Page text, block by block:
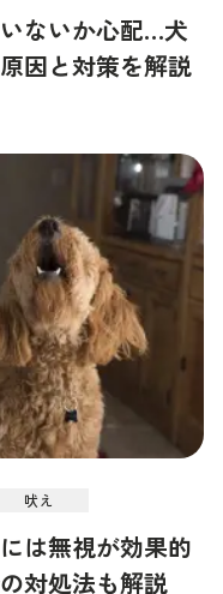
ないか心配…犬
因と対策を解説
吠え
は無視が効果的
対処法も解説